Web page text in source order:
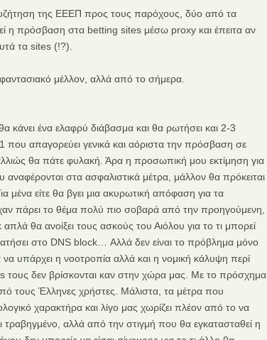
της ΕΕΕΠ προς τους παρόχους, δύο από τα
η πρόσβαση στα betting sites μέσω proxy και έπειτα αν
τα sites (!?).
μέλλον, αλλά από το σήμερα.
ένα ελαφρύ διάβασμα και θα ρωτήσει και 2-3
απαγορεύει γενικά και αόριστα την πρόσβαση σε
θα πάτε φυλακή. Άρα η προσωπική μου εκτίμηση για
στα ασφαλιστικά μέτρα, μάλλον θα πρόκειται
μένα είτε θα βγει μια ακυρωτική απόφαση για τα
πάρει το θέμα πολύ πιο σοβαρά από την προηγούμενη,
θα ανοίξει τους ασκούς του Αιόλου για το τι μπορεί
στο DNS block… Αλλά δεν είναι το πρόβλημα μόνο
υπάρχει η νοοτροπία αλλά και η νομική κάλυψη περί
τους δεν βρίσκονται καν στην χώρα μας. Με το πρόσχημα
από τους Έλληνες χρήστες. Μάλιστα, τα μέτρα που
χαρακτήρα και λίγο μας χωρίζει πλέον από το να
αλλά από την στιγμή που θα εγκατασταθεί η